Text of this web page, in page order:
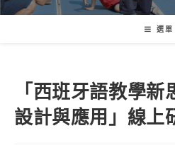
選單
「西班牙語教學
設計與應用」線上